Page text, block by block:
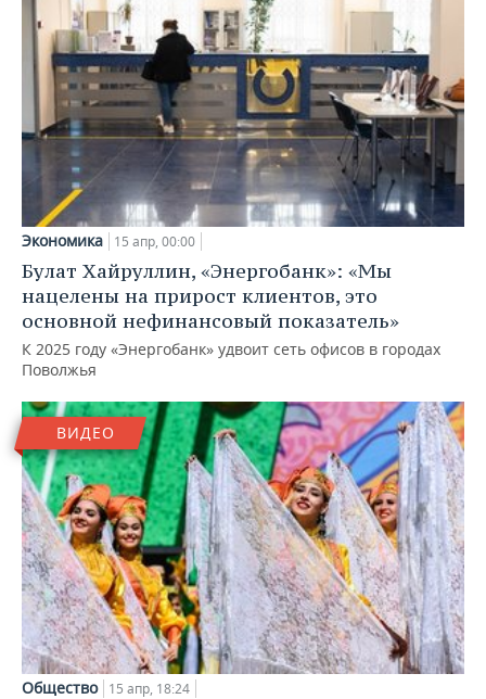
Экономика 15 апр, 00:00
Булат Хайруллин, «Энергобанк»: «Мы
нацелены на прирост клиентов, это
основной нефинансовый показатель»
К 2025 году «Энергобанк» удвоит сеть офисов в городах
Поволжья
ВИДЕО
Общество 15 апр, 18:24